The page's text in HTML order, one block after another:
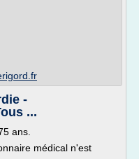
-
...
ans.
médical n'est